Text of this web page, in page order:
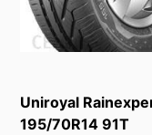
Uniroyal
195/70R14 91T